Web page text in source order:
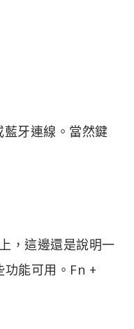
牙連線。當然鍵
，這邊還是說明一
能可用。 Fn +